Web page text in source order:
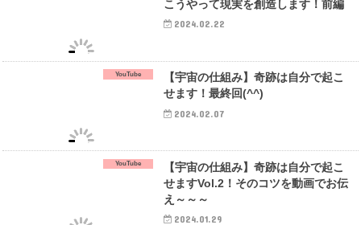
こうやって現実を創造します！前編
2024.02.22
YouTube
【宇宙の仕組み】奇跡は自分で起こ
せます！最終回(^^)
2024.02.07
YouTube
【宇宙の仕組み】奇跡は自分で起こ
せますVol.2！そのコツを動画でお伝
え～～～
2024.01.29